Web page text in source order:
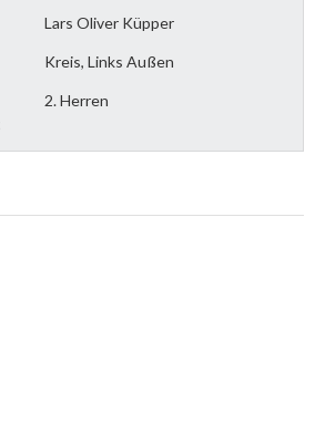
Lars Oliver Küpper
Kreis, Links Außen
2. Herren